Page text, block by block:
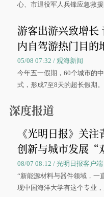
心、市退役军人兵锋应急救
游客出游兴致增长
内自驾游热门目的
05/08 07:32 / 观海新闻
今年五一假期，60个城市的
式，形成7至8天的超长假期
深度报道
《光明日报》关
创新与城市发展“
08/07 08:12 / 光明日报客户端
“新能源材料与器件领域，一
现中国海洋大学有这个专业